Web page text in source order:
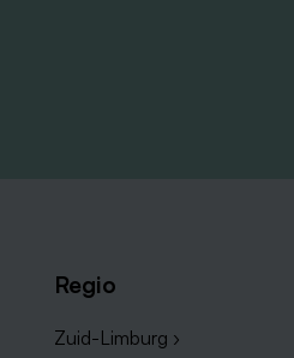
Regio
Zuid-Limburg ›